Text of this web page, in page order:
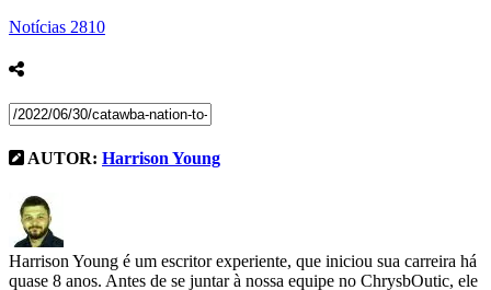
Notícias 2810
AUTOR: Harrison Young
Harrison Young é um escritor experiente, que iniciou sua carreira há
quase 8 anos. Antes de se juntar à nossa equipe no ChrysbOutic, ele